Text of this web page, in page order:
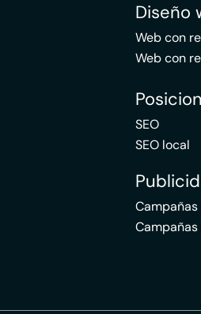
Diseño
Web con
Web con
SEO
SEO local